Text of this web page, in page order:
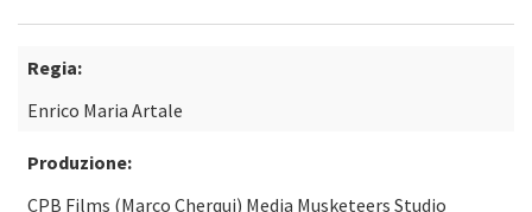
Regia:
Enrico Maria Artale
Produzione:
CPB Films (Marco Cherqui) Media Musketeers Studio